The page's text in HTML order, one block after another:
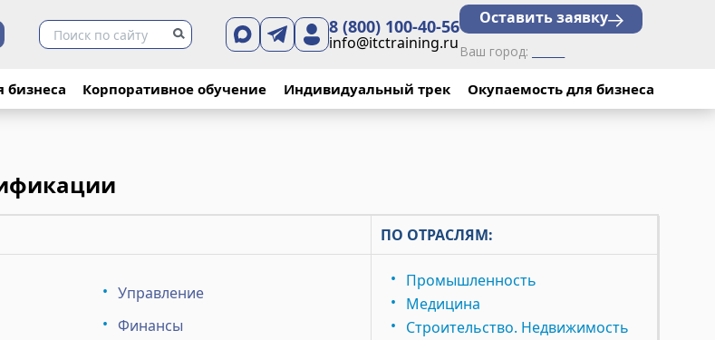
8 (800) 100-40-56
info@itctraining.ru
Оставить заявку
Ваш город:
Корпоративное обучение Индивидуальный трек Окупаемость для бизнеса
Управление
Финансы
ПО ОТРАСЛЯМ:
Промышленность
Медицина
Строительство. Недвижимость